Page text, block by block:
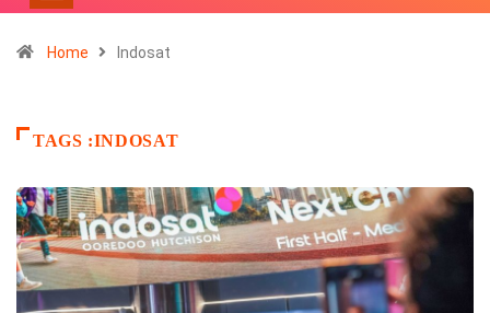
Home Indosat
TAGS :INDOSAT